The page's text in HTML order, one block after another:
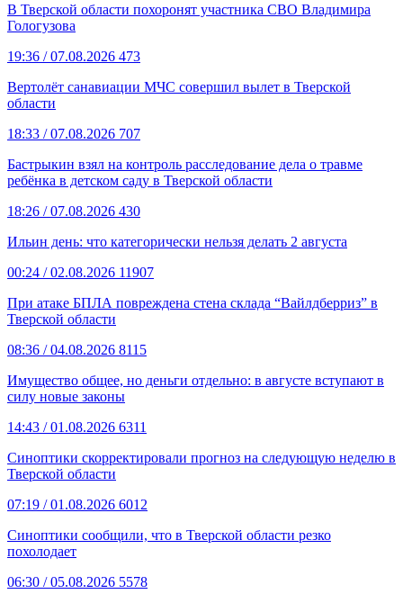
В Тверской области похоронят участника СВО Владимира
Гологузова
19:36 / 07.08.2026 473
Вертолёт санавиации МЧС совершил вылет в Тверской
области
18:33 / 07.08.2026 707
Бастрыкин взял на контроль расследование дела о травме
ребёнка в детском саду в Тверской области
18:26 / 07.08.2026 430
Ильин день: что категорически нельзя делать 2 августа
00:24 / 02.08.2026 11907
При атаке БПЛА повреждена стена склада “Вайлдберриз” в
Тверской области
08:36 / 04.08.2026 8115
Имущество общее, но деньги отдельно: в августе вступают в
силу новые законы
14:43 / 01.08.2026 6311
Синоптики скорректировали прогноз на следующую неделю в
Тверской области
07:19 / 01.08.2026 6012
Синоптики сообщили, что в Тверской области резко
похолодает
06:30 / 05.08.2026 5578